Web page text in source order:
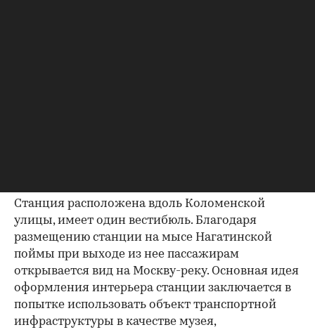
Станция расположена вдоль Коломенской
улицы, имеет один вестибюль. Благодаря
размещению станции на мысе Нагатинской
поймы при выходе из нее пассажирам
открывается вид на Москву-реку. Основная идея
оформления интерьера станции заключается в
попытке использовать объект транспортной
инфраструктуры в качестве музея,